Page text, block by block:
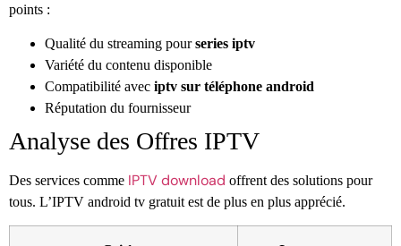
points :
Qualité du streaming pour series iptv
Variété du contenu disponible
Compatibilité avec iptv sur téléphone android
Réputation du fournisseur
Analyse des Offres IPTV
Des services comme IPTV download offrent des solutions pour
tous. L’IPTV android tv gratuit est de plus en plus apprécié.